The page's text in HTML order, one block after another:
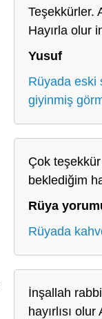
Teşekkürler.
Hayırla olur
Yusuf
Rüyada eski
giyinmiş
Çok
beklediğim
Rüya
Rüyada
İnşallah
hayırlısı